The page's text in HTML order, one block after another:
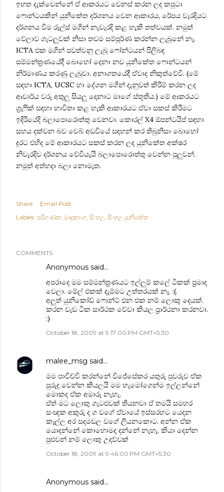
ඉහත දැක්වෙන්නේ ඒ ආකරයට වෙනස් කරන ලද කපුටා
ෆොන්ටයකින් යුනිකේත දර්ශනය වෙන ආකාරය, රේපය වැරදියට
දර්ශනය වීම රූල්ස් මගින් නැවැරදි කළ හැකි තත්වයක්. නමුත්
‍වේලාව ගැටලුවක් නිසා තවම සම්පූර්ණ කරන්න ලැබුනේ නෑ.
‍ICTA එක මගින් පවත්වනු ලැබූ ෆෝන්ටයන් පිලිබඳ
සම්මන්ත්‍රණයේදී බොහෝ දෙනා නව යුනිකේත ෆොන්ටයන්
නිර්මාණය කරණු ලැබුවා. අනාගතයේදී ඒවාද නිකුත්වේවි. (මේ
සඳහා ICTA, UCSC හා දේශන මගින් දැනුවත් කිරීම් කරන ලද
ආචාර්ය වරු අතුලු සියලු දෙනාට ‍මාගේ ස්තූතිය.) මේ ආකරයට
ග්‍රැෆික් සඳහා භාවිතා කළ හැකි ආකාරයට ඒවා සකස් කිරීමට
ඉදිරියේදි බලාපොරොත්තු වෙනවා. කොරල් X4 ඕපන්ටයිප් සඳහා
සහය දක්වන බව වෙබ් අඩවියේ සඳහන් කර තිබුනිසා බොහෝ
දුරට එහිද මේ ආකාරයට සකස් කරන ලද යුනිකේත අක්ෂර
නිවැරදිව දර්ශනය වේවීයැයි බලාපොරොත්තු වෙන්න පුලුවන්.
නමුත් අත්හදා බලා නොමැත.
Share
Email Post
Labels: පරිගණක මෘදුකාංග සිංහල සිංහල යුනිකේත
COMMENTS
Anonymous said…
අපරාදෙ මම සම්මන්ත්‍රණයට ඉල්ලුම් කලේ ටිකක් ප්‍රමාද
වෙලා. මේල් එකක් දැම්මට උත්තරයක් නෑ. :(.
අලුත් යුනිකෝඩ් ෆොන්ට් එන එක නම් ලොකු දෙයක්.
කරන වැඩ ටික සාර්ථක වේවා කියල ප්‍රාර්ථනා කරනවා.
:)
October 18, 2009 at 9:17:00 PM GMT+5:30
malee_msg said…
මම පාවිච්චි කරන්නේ විජේසේකර යතුරු පුවරුව ඒක
පුරුදු වෙන්න කියලයි මම හැමෝගෙන්ම ඉල්ලන්නේ
මොකද ඒක අමාරු නැහැ.
ඒත් මට ලොකු ගැටළුවක් තියනවා ඒ තමයි සමහර
සංඥක අකුරු ද ග වගේ ඒවායේ ඉස්සරහට ‍යෙදන
කෑල්ල අර සදමඩල වගේ ලියනකොට. අන්න ඒක
යොදන්නේ කොහොමද දන්නේ නැහැ. කියා දෙන්න
පුළුවන් නම් ලොකු උදව්වක්
October 18, 2009 at 9:46:00 PM GMT+5:30
Anonymous said…